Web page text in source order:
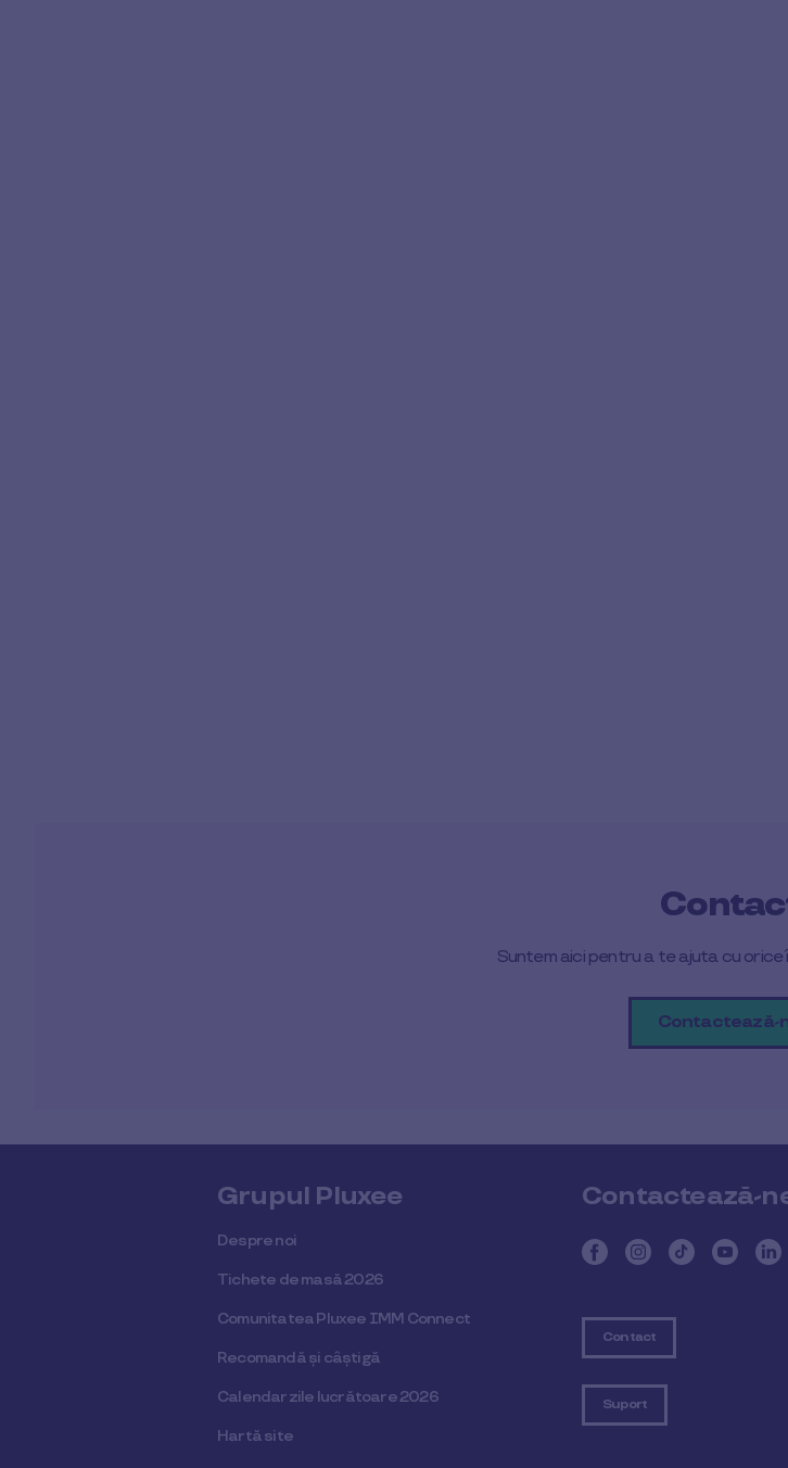
Suntem aici pentru a te ajuta cu
Contactează-
Grupul Pluxee
Despre noi
Tichete de masă 2026
Comunitatea Pluxee IMM Connect
Recomandă și câștigă
Calendar zile lucrătoare 2026
Hartă site
Contactează-
Contact
Suport